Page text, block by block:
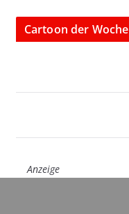
Cartoon der Woche
Anzeige